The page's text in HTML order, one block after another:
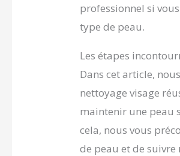
professionnel si
type de peau.
Les étapes
Dans cet article,
nettoyage visage
maintenir une peau
cela, nous vous
de peau et de suivre